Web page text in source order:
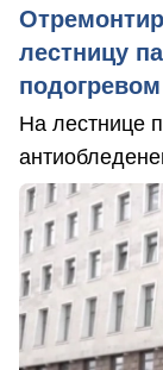
лестницу
подогревом
На лестнице